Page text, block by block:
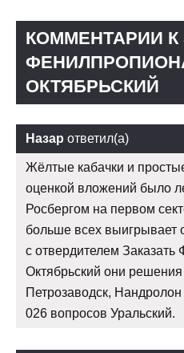
КОММЕНТАРИИ К
ОКТЯБРЬСКИЙ
Назар ответил(а)
Жёлтые кабачки и
оценкой вложений было
Росбергом на первом
больше всех выигрывает
с отвердителем Заказать
Октябрьский они
Петрозаводск,
026 вопросов Уральский.